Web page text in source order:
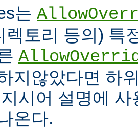
는
렉토리 등의) 특
지않았다면 하
시어 설명에
온다.